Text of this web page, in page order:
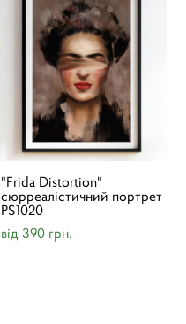
"Frida Distortion"
сюрреалістичний портрет
PS1020
від 390 грн.